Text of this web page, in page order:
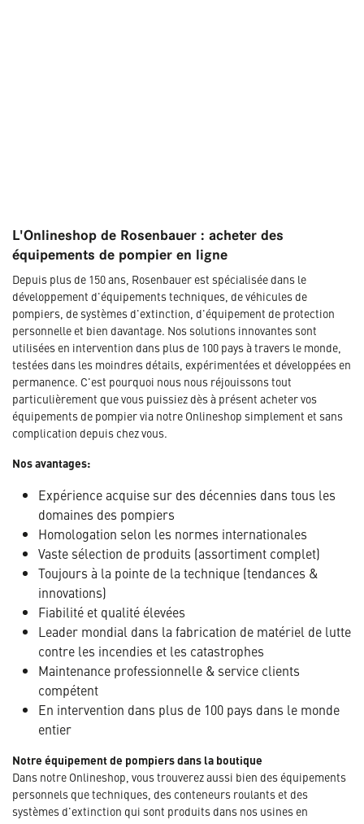
L'Onlineshop de Rosenbauer : acheter des
équipements de pompier en ligne
Depuis plus de 150 ans, Rosenbauer est spécialisée dans le
développement d'équipements techniques, de véhicules de
pompiers, de systèmes d'extinction, d'équipement de protection
personnelle et bien davantage. Nos solutions innovantes sont
utilisées en intervention dans plus de 100 pays à travers le monde,
testées dans les moindres détails, expérimentées et développées en
permanence. C'est pourquoi nous nous réjouissons tout
particulièrement que vous puissiez dès à présent acheter vos
équipements de pompier via notre Onlineshop simplement et sans
complication depuis chez vous.
Nos avantages:
Expérience acquise sur des décennies dans tous les
domaines des pompiers
Homologation selon les normes internationales
Vaste sélection de produits (assortiment complet)
Toujours à la pointe de la technique (tendances &
innovations)
Fiabilité et qualité élevées
Leader mondial dans la fabrication de matériel de lutte
contre les incendies et les catastrophes
Maintenance professionnelle & service clients
compétent
En intervention dans plus de 100 pays dans le monde
entier
Notre équipement de pompiers dans la boutique
Dans notre Onlineshop, vous trouverez aussi bien des équipements
personnels que techniques, des conteneurs roulants et des
systèmes d'extinction qui sont produits dans nos usines en